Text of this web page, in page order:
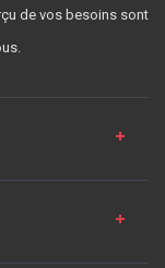
de vos besoins sont